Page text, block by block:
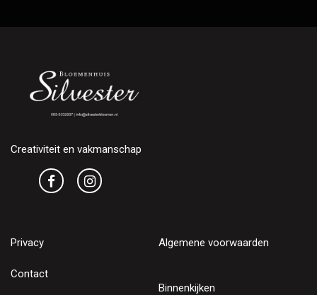
Creativiteit en vakmanschap
Privacy Algemene voorwaarden
Contact
Binnenkijken